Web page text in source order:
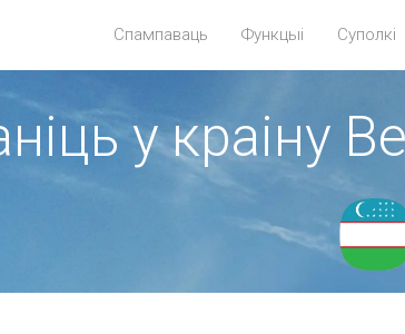
Спампаваць Функцыі Суполкі
у краіну